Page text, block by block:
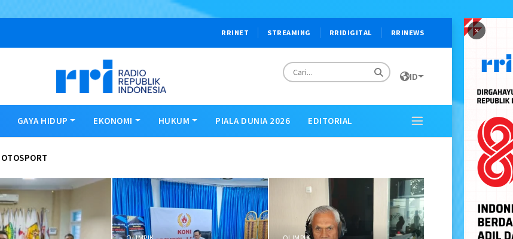
×
RRINET STREAMING RRIDIGITAL RRINEWS
ID
GAYA HIDUP EKONOMI HUKUM PIALA DUNIA 2026 EDITORIAL
OTOSPORT